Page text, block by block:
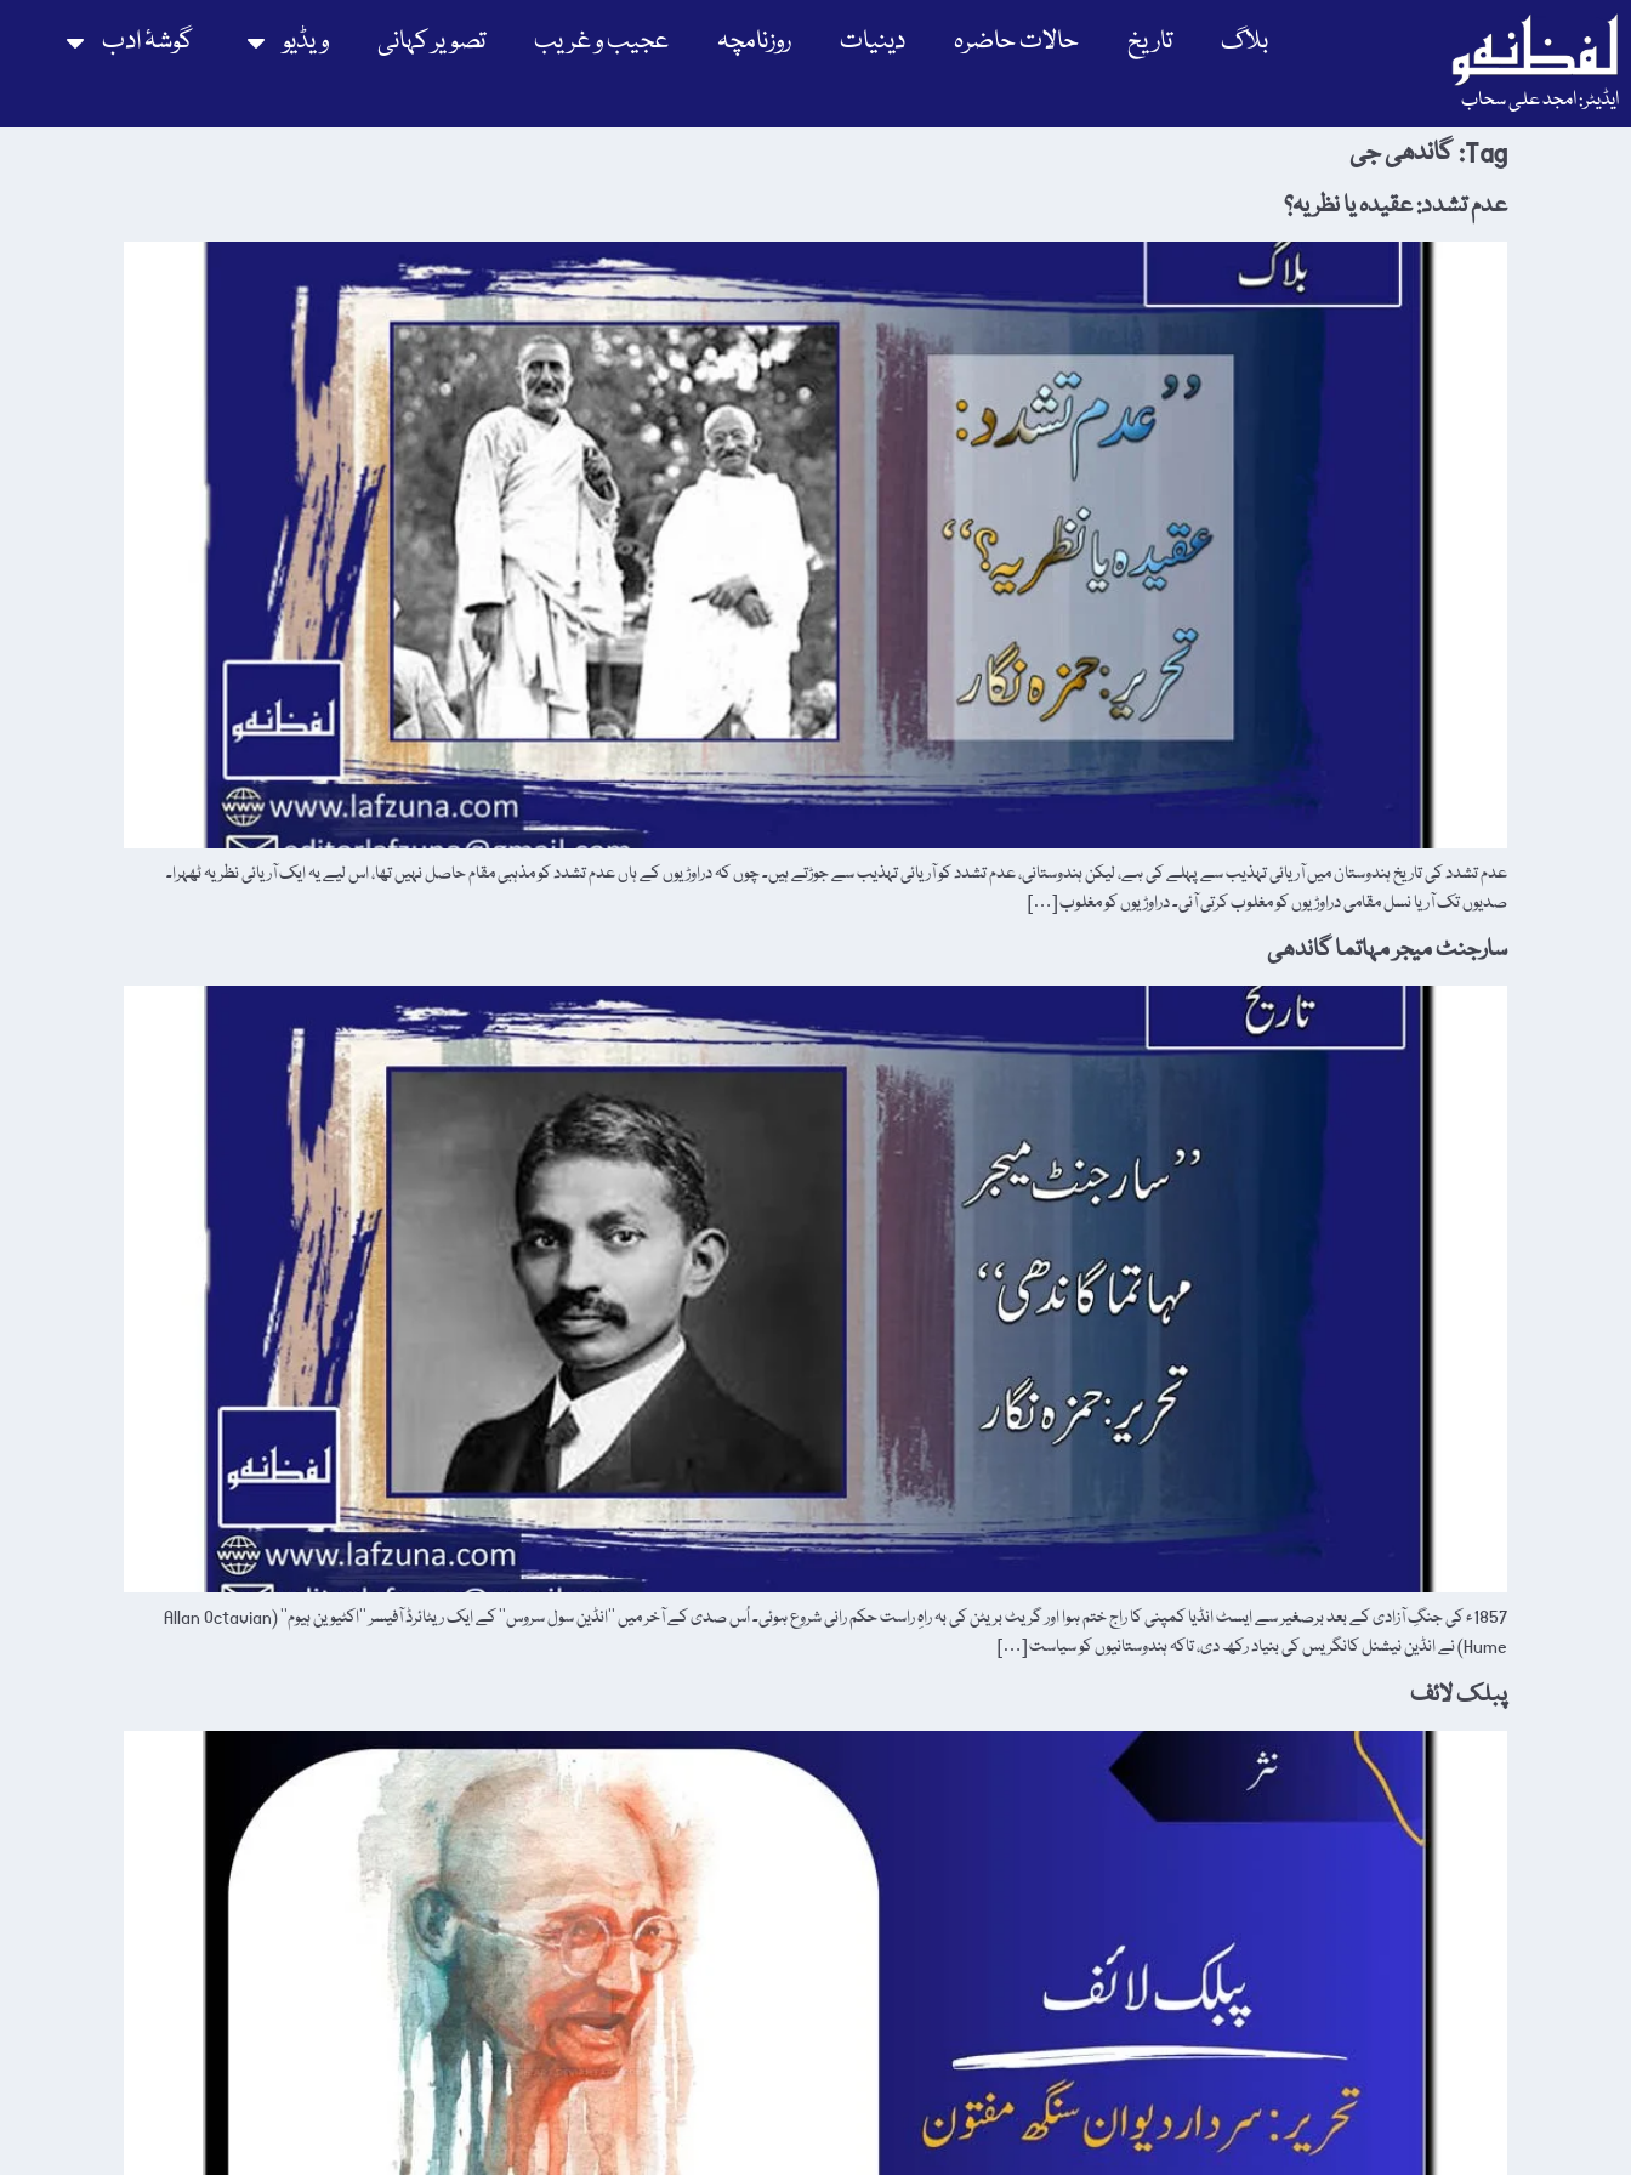
ایڈیٹر: امجد علی سحاب
بلاگ تاریخ حالات حاضرہ دینیات روزنامچہ عجیب و غریب تصویر کہانی ویڈیو گوشۂ ادب
Tag: گاندھی جی
عدم تشدد: عقیدہ یا نظریہ؟
عدم تشدد کی تاریخ ہندوستان میں آریائی تہذیب سے پہلے کی ہے، لیکن ہندوستانی، عدم تشدد کو آریائی تہذیب سے جوڑتے ہیں۔ چوں کہ دراوڑیوں کے ہاں عدم تشدد کو مذہبی مقام حاصل نہیں تھا، اس لیے یہ ایک آریائی نظریہ ٹھہرا۔
صدیوں تک آریا نسل مقامی دراوڑیوں کو مغلوب کرتی آئی۔ دراوڑیوں کو مغلوب […]
سارجنٹ میجر مہاتما گاندھی
1857ء کی جنگِ آزادی کے بعد برصغیر سے ایسٹ انڈیا کمپنی کا راج ختم ہوا اور گریٹ بریٹن کی بہ راہِ راست حکم رانی شروع ہوئی۔ اُس صدی کے آخر میں ’’انڈین سول سروس‘‘ کے ایک ریٹائرڈ آفیسر ’’اکٹیوین ہیوم‘‘ (Allan Octavian
Hume) نے انڈین نیشنل کانگریس کی بنیاد رکھ دی، تاکہ ہندوستانیوں کو سیاست […]
پبلک لائف